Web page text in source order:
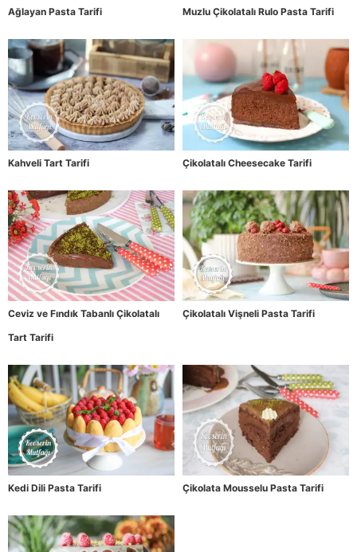
Ağlayan Pasta Tarifi Muzlu Çikolatalı Rulo Pasta Tarifi
Kahveli Tart Tarifi Çikolatalı Cheesecake Tarifi
Ceviz ve Fındık Tabanlı Çikolatalı
Tart Tarifi
Çikolatalı Vişneli Pasta Tarifi
Kedi Dili Pasta Tarifi Çikolata Mousselu Pasta Tarifi